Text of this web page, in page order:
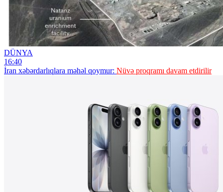
DÜNYA
16:40
İran xəbərdarlıqlara məhəl qoymur: Nüvə proqramı davam etdirilir